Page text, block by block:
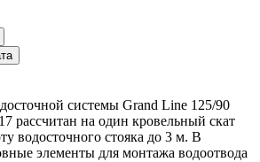
системы Grand Line 125/90
рассчитан на один кровельный скат
водосточного стояка до 3 м. В
элементы для монтажа водоотвода